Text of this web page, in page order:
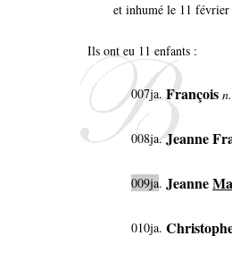
et inhumé le 11 février
Ils ont eu 11 enfants :
007ja. François
008ja. Jeanne
009ja. Jeanne
010ja.